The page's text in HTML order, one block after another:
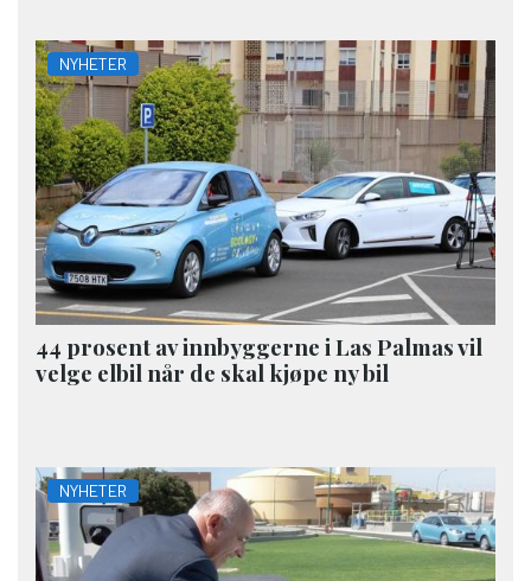
NYHETER
44 prosent av innbyggerne i Las Palmas vil
velge elbil når de skal kjøpe ny bil
NYHETER